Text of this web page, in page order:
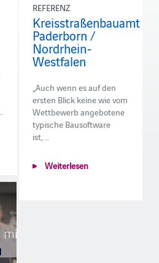
REFERENZ
Kreisstraßenbauamt
Paderborn /
Nordrhein-
Westfalen
„Auch wenn es auf den
ersten Blick keine wie vom
Wettbewerb angebotene
typische Bausoftware
ist, …
Weiterlesen